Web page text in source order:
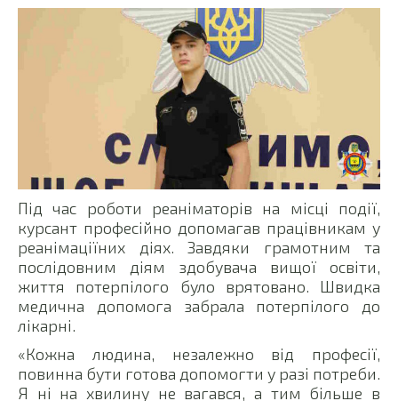
Під час роботи реаніматорів на місці події,
курсант професійно допомагав працівникам у
реанімаціїних діях. Завдяки грамотним та
послідовним діям здобувача вищої освіти,
життя потерпілого було врятовано. Швидка
медична допомога забрала потерпілого до
лікарні.
«Кожна людина, незалежно від професії,
повинна бути готова допомогти у разі потреби.
Я ні на хвилину не вагався, а тим більше в